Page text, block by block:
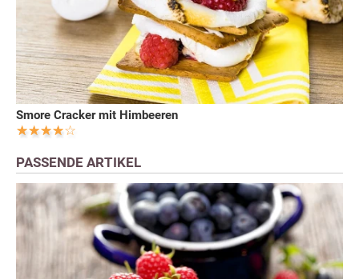
Smore Cracker mit Himbeeren
PASSENDE ARTIKEL